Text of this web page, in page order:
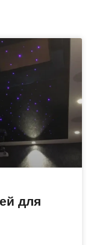
для